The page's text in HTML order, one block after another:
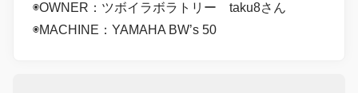
◉OWNER：ツボイラボラトリー taku8さん
◉MACHINE：YAMAHA BW’s 50